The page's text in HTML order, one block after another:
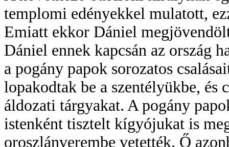
templomi edényekkel mulatott,
Emiatt ekkor Dániel
Dániel ennek kapcsán az ország
a pogány papok sorozatos
lopakodtak be a szentélyükbe,
áldozati tárgyakat. A pogány
istenként tisztelt kígyójukat is
oroszlánverembe vetették. Ő